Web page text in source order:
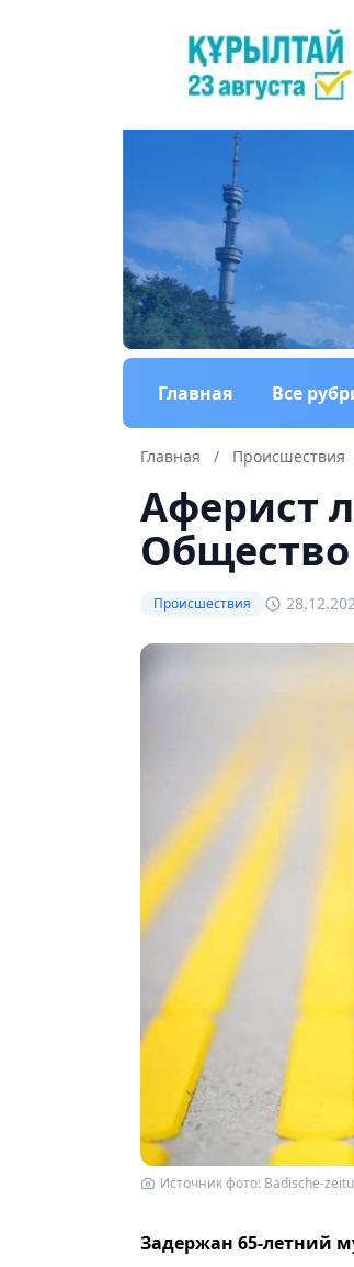
Главная Все
Главная / Происшествия
Аферист
Происшествия
Источник фото: Badische-
Задержан 65-летний